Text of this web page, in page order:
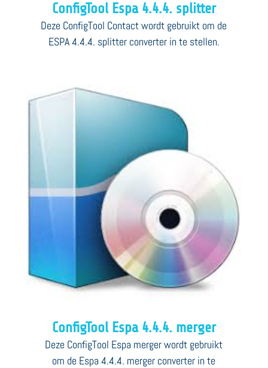
ConfigTool Espa 4.4.4. splitter
Deze ConfigTool Contact wordt gebruikt om de
ESPA 4.4.4. splitter converter in te stellen.
ConfigTool Espa 4.4.4. merger
Deze ConfigTool Espa merger wordt gebruikt
om de Espa 4.4.4. merger converter in te